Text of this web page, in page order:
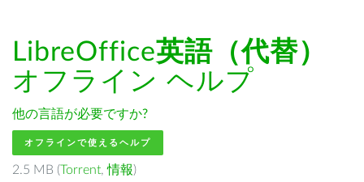
LibreOffice英語（代替）
オフライン ヘルプ
他の言語が必要ですか?
オフラインで使えるヘルプ
2.5 MB (Torrent,情報)